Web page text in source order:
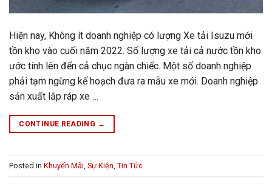
Hiện nay, Không ít doanh nghiệp có lượng Xe tải Isuzu mới
tồn kho vào cuối năm 2022. Số lượng xe tải cả nước tồn kho
ước tính lên đến cả chục ngàn chiếc. Một số doanh nghiệp
phải tạm ngừng kế hoạch đưa ra mẫu xe mới. Doanh nghiệp
sản xuất lắp ráp xe …
CONTINUE READING →
Posted in Khuyến Mãi Sự Kiện Tin Tức